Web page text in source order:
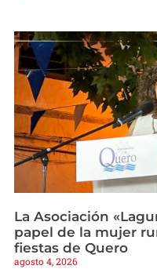
La Asociación
papel de la mujer
fiestas de Quero
agosto 4, 2026